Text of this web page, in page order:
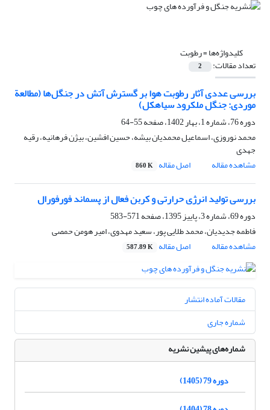
کلیدواژه‌ها =رطوبت
تعداد مقالات: 2
بررسی عددی آثار رطوبت هوا بر گسترش آتش در جنگل‌ها (مطالعة
موردی: جنگل ملکرود سیاهکل)
دوره 76، شماره 1، بهار 1402، صفحه
55-64
محمد نوروزی، اسماعیل محمدیان بیشه، حسین افشین، بیژن فرهانیه، رقیه
جهدی
مشاهده مقاله
اصل مقاله 860 K
بررسی تولید انرژی حرارتی و کربن فعال از پسماند فورفورال
دوره 69، شماره 3، پاییز 1395، صفحه
571-583
فاطمه جدیدیان، محمد طلایی پور، سعید مهدوی، امیر هومن حمصی
مشاهده مقاله
اصل مقاله 587.89 K
مقالات آماده انتشار
شماره جاری
شماره‌های پیشین نشریه
دوره 79 (1405)